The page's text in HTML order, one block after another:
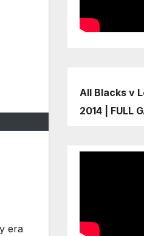
era
All Blacks v
2014 | FULL